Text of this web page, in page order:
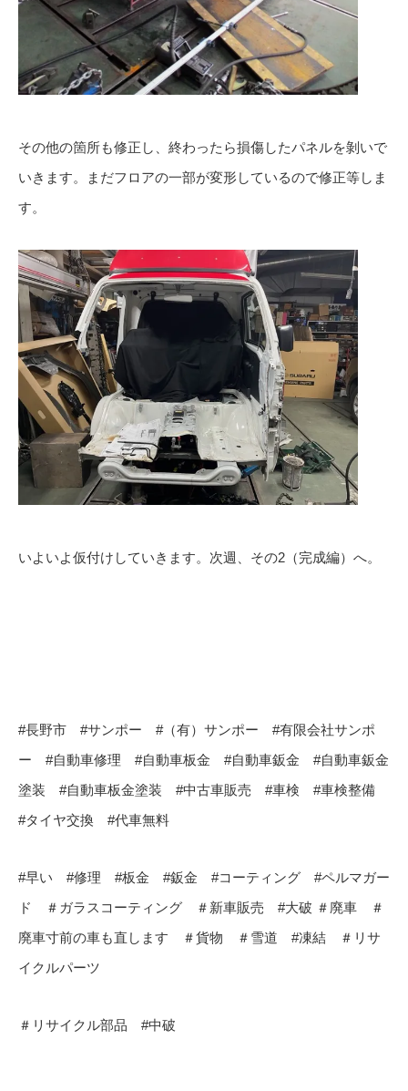
その他の箇所も修正し、終わったら損傷したパネルを剝いで
いきます。まだフロアの一部が変形しているので修正等しま
す。
いよいよ仮付けしていきます。次週、その2（完成編）へ。
#長野市 #サンポー #（有）サンポー #有限会社サンポ
ー #自動車修理 #自動車板金 #自動車鈑金 #自動車鈑金
塗装 #自動車板金塗装 #中古車販売 #車検 #車検整備
#タイヤ交換 #代車無料
#早い #修理 #板金 #鈑金 #コーティング #ペルマガー
ド ＃ガラスコーティング ＃新車販売 #大破 ＃廃車 ＃
廃車寸前の車も直します ＃貨物 ＃雪道 #凍結 ＃リサ
イクルパーツ
＃リサイクル部品 #中破